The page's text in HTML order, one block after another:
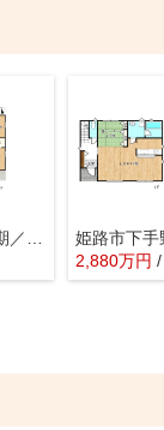
2,880万円